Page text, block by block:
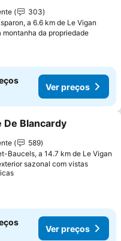
303
a 6.6 km de Le Vigan
montanha da propriedade
Ver preços
aos favoritos
De Blancardy
589
Baucels, a 14.7 km de Le Vigan
sazonal com vistas
Ver preços